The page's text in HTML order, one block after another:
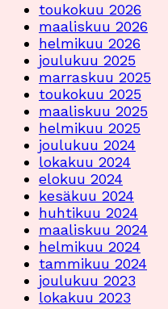
toukokuu 2026
maaliskuu 2026
helmikuu 2026
joulukuu 2025
marraskuu 2025
toukokuu 2025
maaliskuu 2025
helmikuu 2025
joulukuu 2024
lokakuu 2024
elokuu 2024
kesäkuu 2024
huhtikuu 2024
maaliskuu 2024
helmikuu 2024
tammikuu 2024
joulukuu 2023
lokakuu 2023